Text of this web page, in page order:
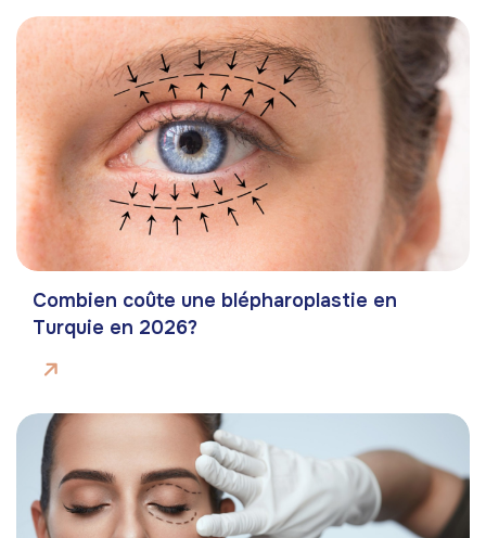
Combien coûte une blépharoplastie en
Turquie en 2026?